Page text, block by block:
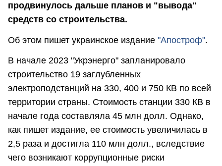
продвинулось дальше планов и "вывода"
средств со строительства.
Об этом пишет украинское издание "Апостроф".
В начале 2023 "Укрэнерго" запланировало
строительство 19 заглубленных
электроподстанций на 330, 400 и 750 КВ по всей
территории страны. Стоимость станции 330 КВ в
начале года составляла 45 млн долл. Однако,
как пишет издание, ее стоимость увеличилась в
2,5 раза и достигла 110 млн долл., вследствие
чего возникают коррупционные риски